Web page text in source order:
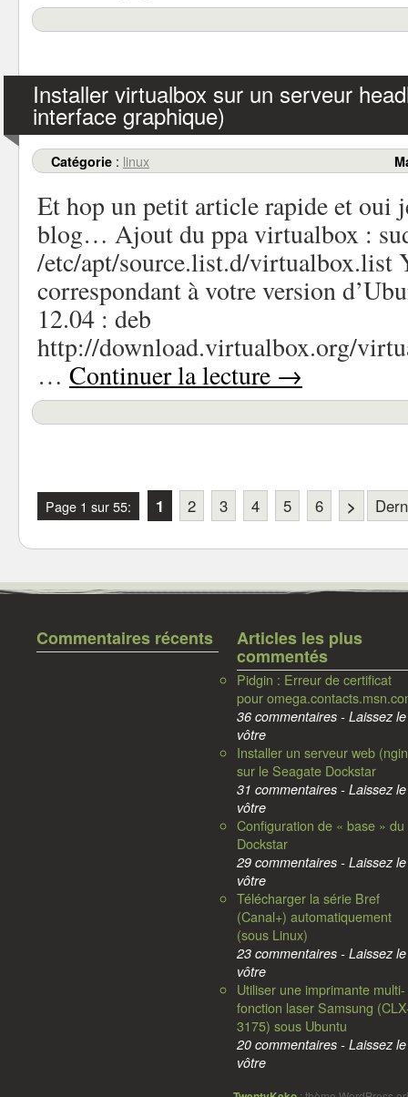
Installer virtualbox sur un serveur
interface graphique)
Catégorie : linux
Et hop un petit article rapide et oui
blog… Ajout du ppa virtualbox :
/etc/apt/source.list.d/virtualbox.list
correspondant à votre version
12.04 : deb
http://download.virtualbox.org/
… Continuer la lecture →
Page 1 sur 55: 1 2 3 4 5 6 >
Commentaires récents Articles les plus
commentés
Pidgin : Erreur de certificat
pour
36 commentaires - Laissez le
vôtre
Installer un serveur web
sur le Seagate Dockstar
31 commentaires - Laissez le
vôtre
Configuration de « base » du
Dockstar
29 commentaires - Laissez le
vôtre
Télécharger la série Bref
(Canal+) automatiquement
(sous Linux)
23 commentaires - Laissez le
vôtre
Utiliser une imprimante multi-
fonction laser Samsung
3175) sous Ubuntu
20 commentaires - Laissez le
vôtre